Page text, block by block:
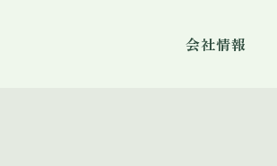
会社情報